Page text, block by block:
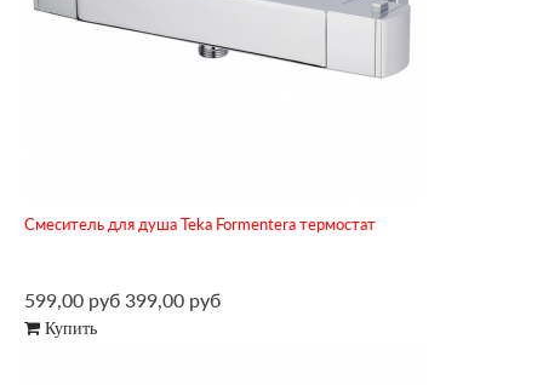
Смеситель для душа Teka Formentera термостат
599,00 руб 399,00 руб
Купить